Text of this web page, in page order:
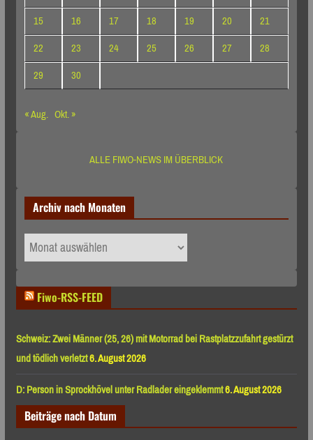
15
16 17 18 19 20
21
22
23 24 25 26 27
28
29
30
« Aug. Okt. »
ALLE FIWO-NEWS IM ÜBERBLICK
Archiv nach Monaten
Archiv
nach
Fiwo-RSS-FEED
Schweiz: Zwei Männer (25, 26) mit Motorrad bei Rastplatzzufahrt gestürzt
und tödlich verletzt6. August 2026
D: Person in Sprockhövel unter Radlader eingeklemmt6. August 2026
Beiträge nach Datum